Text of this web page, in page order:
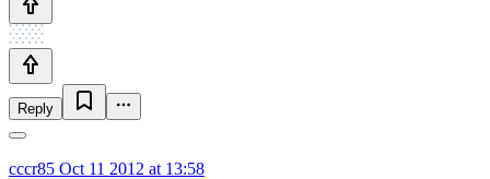
Reply
cccr85 Oct 11 2012 at 13:58